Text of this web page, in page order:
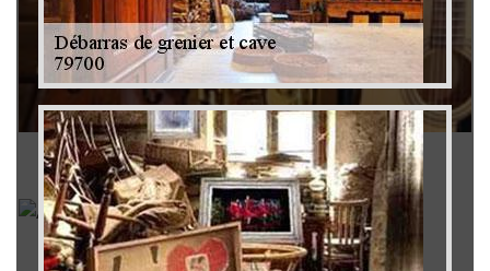
Rachat instrument de musique 79
Achat antiquité 79